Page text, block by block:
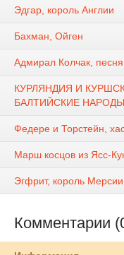
Эдгар, король Англии
Бахман, Ойген
Адмирал Колчак, песня
КУРЛЯНДИЯ И
БАЛТИЙСКИЕ
Федере и Торстейн,
Марш косцов из Ясс-
Эгфрит, король Мерсии
Комментарии